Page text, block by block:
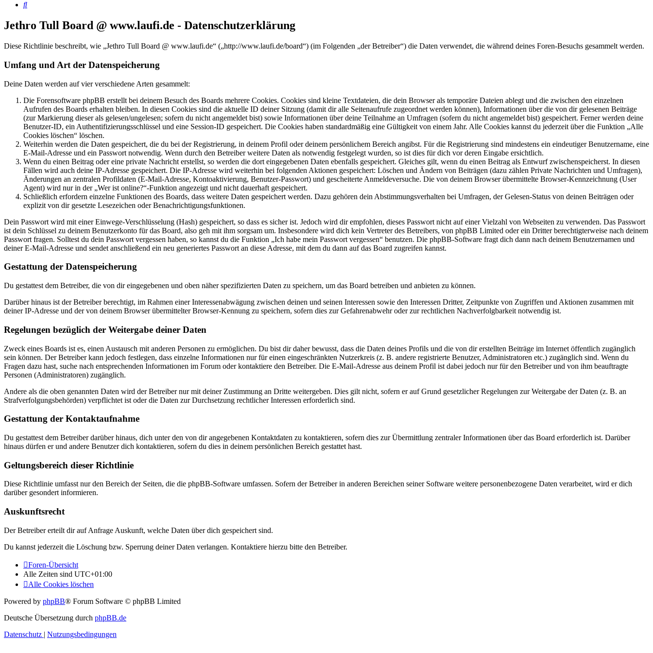
Suche
Jethro Tull Board @ www.laufi.de - Datenschutzerklärung
Diese Richtlinie beschreibt, wie „Jethro Tull Board @ www.laufi.de“ („http://www.laufi.de/board“) (im Folgenden „der Betreiber“) die Daten verwendet, die während deines Foren-Besuchs gesammelt werden.
Umfang und Art der Datenspeicherung
Deine Daten werden auf vier verschiedene Arten gesammelt:
Die Forensoftware phpBB erstellt bei deinem Besuch des Boards mehrere Cookies. Cookies sind kleine Textdateien, die dein Browser als temporäre Dateien ablegt und die zwischen den einzelnen
Aufrufen des Boards erhalten bleiben. In diesen Cookies sind die aktuelle ID deiner Sitzung (damit dir alle Seitenaufrufe zugeordnet werden können), Informationen über die von dir gelesenen Beiträge
(zur Markierung dieser als gelesen/ungelesen; sofern du nicht angemeldet bist) sowie Informationen über deine Teilnahme an Umfragen (sofern du nicht angemeldet bist) gespeichert. Ferner werden deine
Benutzer-ID, ein Authentifizierungsschlüssel und eine Session-ID gespeichert. Die Cookies haben standardmäßig eine Gültigkeit von einem Jahr. Alle Cookies kannst du jederzeit über die Funktion „Alle
Cookies löschen“ löschen.
Weiterhin werden die Daten gespeichert, die du bei der Registrierung, in deinem Profil oder deinem persönlichem Bereich angibst. Für die Registrierung sind mindestens ein eindeutiger Benutzername, eine
E-Mail-Adresse und ein Passwort notwendig. Wenn durch den Betreiber weitere Daten als notwendig festgelegt wurden, so ist dies für dich vor deren Eingabe ersichtlich.
Wenn du einen Beitrag oder eine private Nachricht erstellst, so werden die dort eingegebenen Daten ebenfalls gespeichert. Gleiches gilt, wenn du einen Beitrag als Entwurf zwischenspeicherst. In diesen
Fällen wird auch deine IP-Adresse gespeichert. Die IP-Adresse wird weiterhin bei folgenden Aktionen gespeichert: Löschen und Ändern von Beiträgen (dazu zählen Private Nachrichten und Umfragen),
Änderungen an zentralen Profildaten (E-Mail-Adresse, Kontoaktivierung, Benutzer-Passwort) und gescheiterte Anmeldeversuche. Die von deinem Browser übermittelte Browser-Kennzeichnung (User
Agent) wird nur in der „Wer ist online?“-Funktion angezeigt und nicht dauerhaft gespeichert.
Schließlich erfordern einzelne Funktionen des Boards, dass weitere Daten gespeichert werden. Dazu gehören dein Abstimmungsverhalten bei Umfragen, der Gelesen-Status von deinen Beiträgen oder
explizit von dir gesetzte Lesezeichen oder Benachrichtigungsfunktionen.
Dein Passwort wird mit einer Einwege-Verschlüsselung (Hash) gespeichert, so dass es sicher ist. Jedoch wird dir empfohlen, dieses Passwort nicht auf einer Vielzahl von Webseiten zu verwenden. Das Passwort
ist dein Schlüssel zu deinem Benutzerkonto für das Board, also geh mit ihm sorgsam um. Insbesondere wird dich kein Vertreter des Betreibers, von phpBB Limited oder ein Dritter berechtigterweise nach deinem
Passwort fragen. Solltest du dein Passwort vergessen haben, so kannst du die Funktion „Ich habe mein Passwort vergessen“ benutzen. Die phpBB-Software fragt dich dann nach deinem Benutzernamen und
deiner E-Mail-Adresse und sendet anschließend ein neu generiertes Passwort an diese Adresse, mit dem du dann auf das Board zugreifen kannst.
Gestattung der Datenspeicherung
Du gestattest dem Betreiber, die von dir eingegebenen und oben näher spezifizierten Daten zu speichern, um das Board betreiben und anbieten zu können.
Darüber hinaus ist der Betreiber berechtigt, im Rahmen einer Interessenabwägung zwischen deinen und seinen Interessen sowie den Interessen Dritter, Zeitpunkte von Zugriffen und Aktionen zusammen mit
deiner IP-Adresse und der von deinem Browser übermittelter Browser-Kennung zu speichern, sofern dies zur Gefahrenabwehr oder zur rechtlichen Nachverfolgbarkeit notwendig ist.
Regelungen bezüglich der Weitergabe deiner Daten
Zweck eines Boards ist es, einen Austausch mit anderen Personen zu ermöglichen. Du bist dir daher bewusst, dass die Daten deines Profils und die von dir erstellten Beiträge im Internet öffentlich zugänglich
sein können. Der Betreiber kann jedoch festlegen, dass einzelne Informationen nur für einen eingeschränkten Nutzerkreis (z. B. andere registrierte Benutzer, Administratoren etc.) zugänglich sind. Wenn du
Fragen dazu hast, suche nach entsprechenden Informationen im Forum oder kontaktiere den Betreiber. Die E-Mail-Adresse aus deinem Profil ist dabei jedoch nur für den Betreiber und von ihm beauftragte
Personen (Administratoren) zugänglich.
Andere als die oben genannten Daten wird der Betreiber nur mit deiner Zustimmung an Dritte weitergeben. Dies gilt nicht, sofern er auf Grund gesetzlicher Regelungen zur Weitergabe der Daten (z. B. an
Strafverfolgungsbehörden) verpflichtet ist oder die Daten zur Durchsetzung rechtlicher Interessen erforderlich sind.
Gestattung der Kontaktaufnahme
Du gestattest dem Betreiber darüber hinaus, dich unter den von dir angegebenen Kontaktdaten zu kontaktieren, sofern dies zur Übermittlung zentraler Informationen über das Board erforderlich ist. Darüber
hinaus dürfen er und andere Benutzer dich kontaktieren, sofern du dies in deinem persönlichen Bereich gestattet hast.
Geltungsbereich dieser Richtlinie
Diese Richtlinie umfasst nur den Bereich der Seiten, die die phpBB-Software umfassen. Sofern der Betreiber in anderen Bereichen seiner Software weitere personenbezogene Daten verarbeitet, wird er dich
darüber gesondert informieren.
Auskunftsrecht
Der Betreiber erteilt dir auf Anfrage Auskunft, welche Daten über dich gespeichert sind.
Du kannst jederzeit die Löschung bzw. Sperrung deiner Daten verlangen. Kontaktiere hierzu bitte den Betreiber.
Foren-Übersicht
Alle Zeiten sind UTC+01:00
Alle Cookies löschen
Powered by phpBB® Forum Software © phpBB Limited
Deutsche Übersetzung durch phpBB.de
Datenschutz | Nutzungsbedingungen